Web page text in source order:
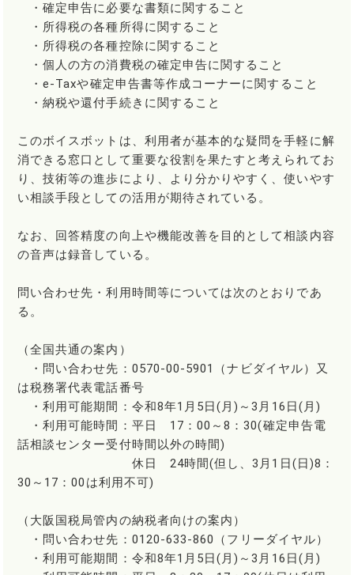
・確定申告に必要な書類に関すること
・所得税の各種所得に関すること
・所得税の各種控除に関すること
・個人の方の消費税の確定申告に関すること
・e-Taxや確定申告書等作成コーナーに関すること
・納税や還付手続きに関すること
このボイスボットは、利用者が基本的な疑問を手軽に解
消できる窓口として重要な役割を果たすと考えられてお
り、技術等の進歩により、より分かりやすく、使いやす
い相談手段としての活用が期待されている。
なお、回答精度の向上や機能改善を目的として相談内容
の音声は録音している。
問い合わせ先・利用時間等については次のとおりであ
る。
（全国共通の案内）
・問い合わせ先：0570-00-5901（ナビダイヤル）又
は税務署代表電話番号
・利用可能期間：令和8年1月5日(月)～3月16日(月)
・利用可能時間：平日 17：00～8：30(確定申告電
話相談センター受付時間以外の時間)
休日 24時間(但し、3月1日(日)8：
30～17：00は利用不可)
（大阪国税局管内の納税者向けの案内）
・問い合わせ先：0120-633-860（フリーダイヤル）
・利用可能期間：令和8年1月5日(月)～3月16日(月)